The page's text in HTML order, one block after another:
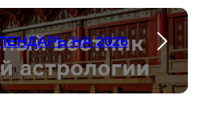
НА 2026